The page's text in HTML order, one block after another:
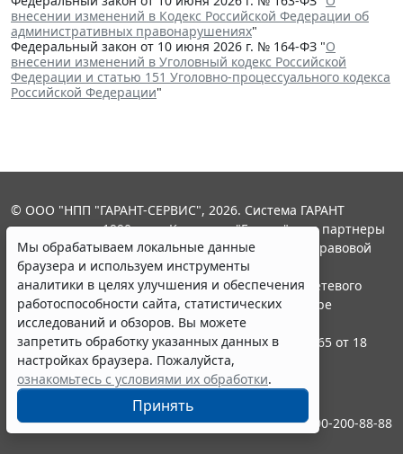
внесении изменений в Кодекс Российской Федерации об
административных правонарушениях"
Федеральный закон от 10 июня 2026 г. № 164-ФЗ "О
внесении изменений в Уголовный кодекс Российской
Федерации и статью 151 Уголовно-процессуального кодекса
Российской Федерации"
Мы обрабатываем локальные данные
браузера и используем инструменты
аналитики в целях улучшения и обеспечения
работоспособности сайта, статистических
исследований и обзоров. Вы можете
запретить обработку указанных данных в
настройках браузера. Пожалуйста,
ознакомьтесь с условиями их обработки.
Принять
© ООО "НПП "ГАРАНТ-СЕРВИС", 2026. Система ГАРАНТ
выпускается с 1990 года. Компания "Гарант" и ее партнеры
являются участниками Российской ассоциации правовой
информации ГАРАНТ.
Портал ГАРАНТ.РУ зарегистрирован в качестве сетевого
издания Федеральной службой по надзору в сфере
связи,информационных технологий и массовых
коммуникаций (Роскомнадзором), Эл № ФС77-58365 от 18
июня 2014 года.
16+
Контакты 8-800-200-88-88